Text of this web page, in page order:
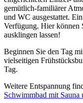
gemütlich-familiärer
und WC ausgestattet.
Verfügung. Hier können
ausklingen lassen!
Beginnen Sie den Tag
vielseitigen
Tag.
Weitere Entspannung
Schwimmbad mit Sauna